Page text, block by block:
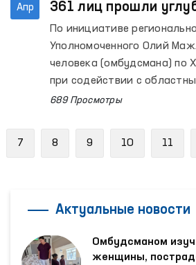
Апр
361 лиц прошли
медицинское
По инициативе
Уполномоченного Олий
человека (омбудсмана) по
при содействии с
здравоохранения
689 Просмотры
7 8 9 10 11
Актуальные новости
Омбудсманом
женщины,